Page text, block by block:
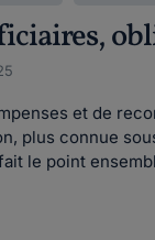
et de
plus connue
le point